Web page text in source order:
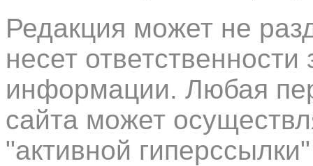
Редакция может не
несет
информации. Любая
сайта может
"активной